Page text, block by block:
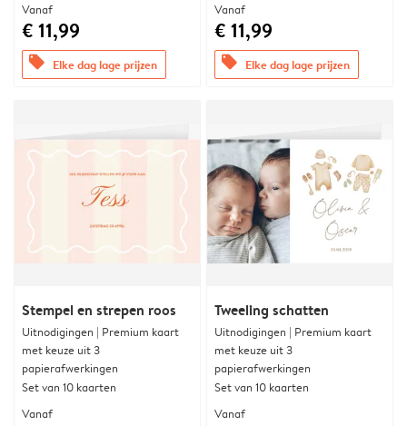
Vanaf
€ 11,99
offers Elke dag lage prijzen
Vanaf
€ 11,99
offers Elke dag lage prijzen
Stempel en strepen roos
Uitnodigingen | Premium kaart
met keuze uit 3
papierafwerkingen
Set van 10 kaarten
Vanaf
Tweeling schatten
Uitnodigingen | Premium kaart
met keuze uit 3
papierafwerkingen
Set van 10 kaarten
Vanaf